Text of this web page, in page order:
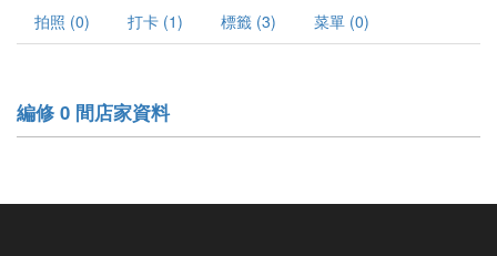
拍照 (0) 打卡 (1) 標籤 (3) 菜單 (0)
編修 0 間店家資料